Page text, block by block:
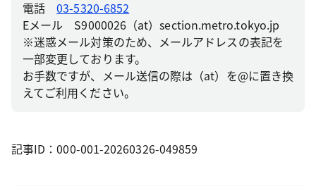
電話03-5320-6852
Eメール S9000026（at）section.metro.tokyo.jp
※迷惑メール対策のため、メールアドレスの表記を
一部変更しております。
お手数ですが、メール送信の際は（at）を@に置き換
えてご利用ください。
記事ID：000-001-20260326-049859